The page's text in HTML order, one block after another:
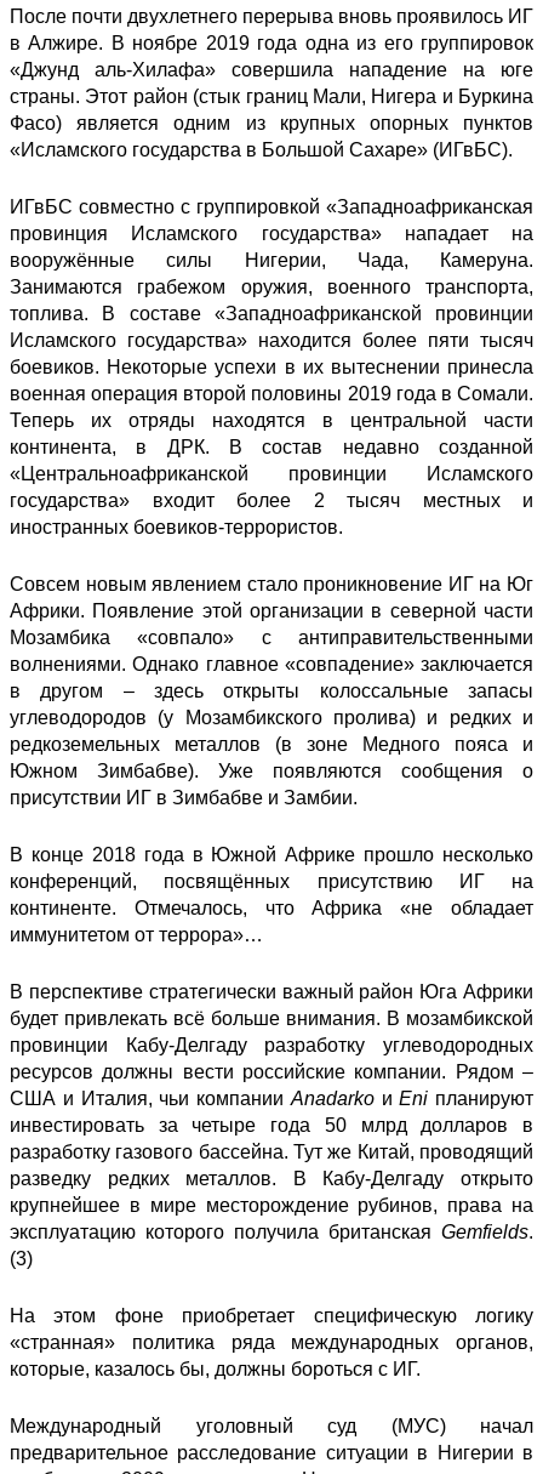
После почти двухлетнего перерыва вновь проявилось ИГ
в Алжире. В ноябре 2019 года одна из его группировок
«Джунд аль-Хилафа» совершила нападение на юге
страны. Этот район (стык границ Мали, Нигера и Буркина
Фасо) является одним из крупных опорных пунктов
«Исламского государства в Большой Сахаре» (ИГвБС).
ИГвБС совместно с группировкой «Западноафриканская
провинция Исламского государства» нападает на
вооружённые силы Нигерии, Чада, Камеруна.
Занимаются грабежом оружия, военного транспорта,
топлива. В составе «Западноафриканской провинции
Исламского государства» находится более пяти тысяч
боевиков. Некоторые успехи в их вытеснении принесла
военная операция второй половины 2019 года в Сомали.
Теперь их отряды находятся в центральной части
континента, в ДРК. В состав недавно созданной
«Центральноафриканской провинции Исламского
государства» входит более 2 тысяч местных и
иностранных боевиков-террористов.
Совсем новым явлением стало проникновение ИГ на Юг
Африки. Появление этой организации в северной части
Мозамбика «совпало» с антиправительственными
волнениями. Однако главное «совпадение» заключается
в другом – здесь открыты колоссальные запасы
углеводородов (у Мозамбикского пролива) и редких и
редкоземельных металлов (в зоне Медного пояса и
Южном Зимбабве). Уже появляются сообщения о
присутствии ИГ в Зимбабве и Замбии.
В конце 2018 года в Южной Африке прошло несколько
конференций, посвящённых присутствию ИГ на
континенте. Отмечалось, что Африка «не обладает
иммунитетом от террора»…
В перспективе стратегически важный район Юга Африки
будет привлекать всё больше внимания. В мозамбикской
провинции Кабу-Делгаду разработку углеводородных
ресурсов должны вести российские компании. Рядом –
США и Италия, чьи компании AnadarkoиEni планируют
инвестировать за четыре года 50 млрд долларов в
разработку газового бассейна. Тут же Китай, проводящий
разведку редких металлов. В Кабу-Делгаду открыто
крупнейшее в мире месторождение рубинов, права на
эксплуатацию которого получила британская Gemfields.
(3)
На этом фоне приобретает специфическую логику
«странная» политика ряда международных органов,
которые, казалось бы, должны бороться с ИГ.
Международный уголовный суд (МУС) начал
предварительное расследование ситуации в Нигерии в